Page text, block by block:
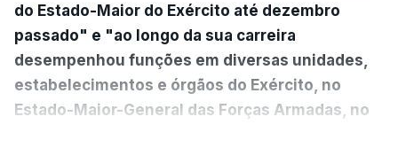
do Estado-Maior do Exército até dezembro
passado" e "ao longo da sua carreira
desempenhou funções em diversas unidades,
estabelecimentos e órgãos do Exército, no
Estado-Maior-General das Forças Armadas, no